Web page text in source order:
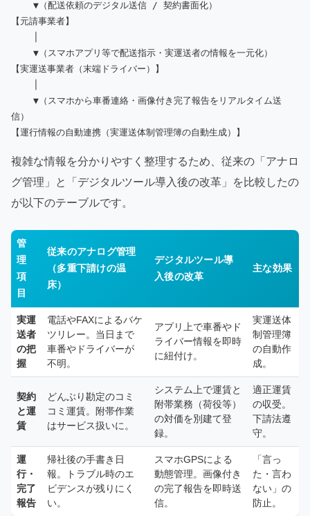
【元請事業者】
【実運送事業者（末端ドライバー）】
信）
複雑な情報を分かりやすく整理するため、従来の「アナロ
グ管理」と「デジタルツール導入後の改革」を比較したの
が以下のテーブルです。
管
理
項
目
従来のアナログ管理
（多重下請けの温
床）
デジタルツール導
入後の改革
主な効果
実運
送者
の把
握
電話やFAXによるバケ
ツリレー。当日まで
車番やドライバーが
不明。
アプリ上で車番やド
ライバー情報を即時
に紐付け。
実運送体
制管理簿
の自動作
成。
契約
と運
賃
どんぶり勘定のコミ
コミ運賃。附帯作業
はサービス扱いに。
システム上で運賃と
附帯業務（荷役等）
の対価を別建て登
録。
適正運賃
の収受。
下請法遵
守。
運
行・
完了
報告
帰社後の手書き日
報。トラブル時のエ
ビデンスが残りにく
い。
スマホGPSによる
動態管理。画像付き
の完了報告を即時送
信。
「言っ
た・言わ
ない」の
防止。